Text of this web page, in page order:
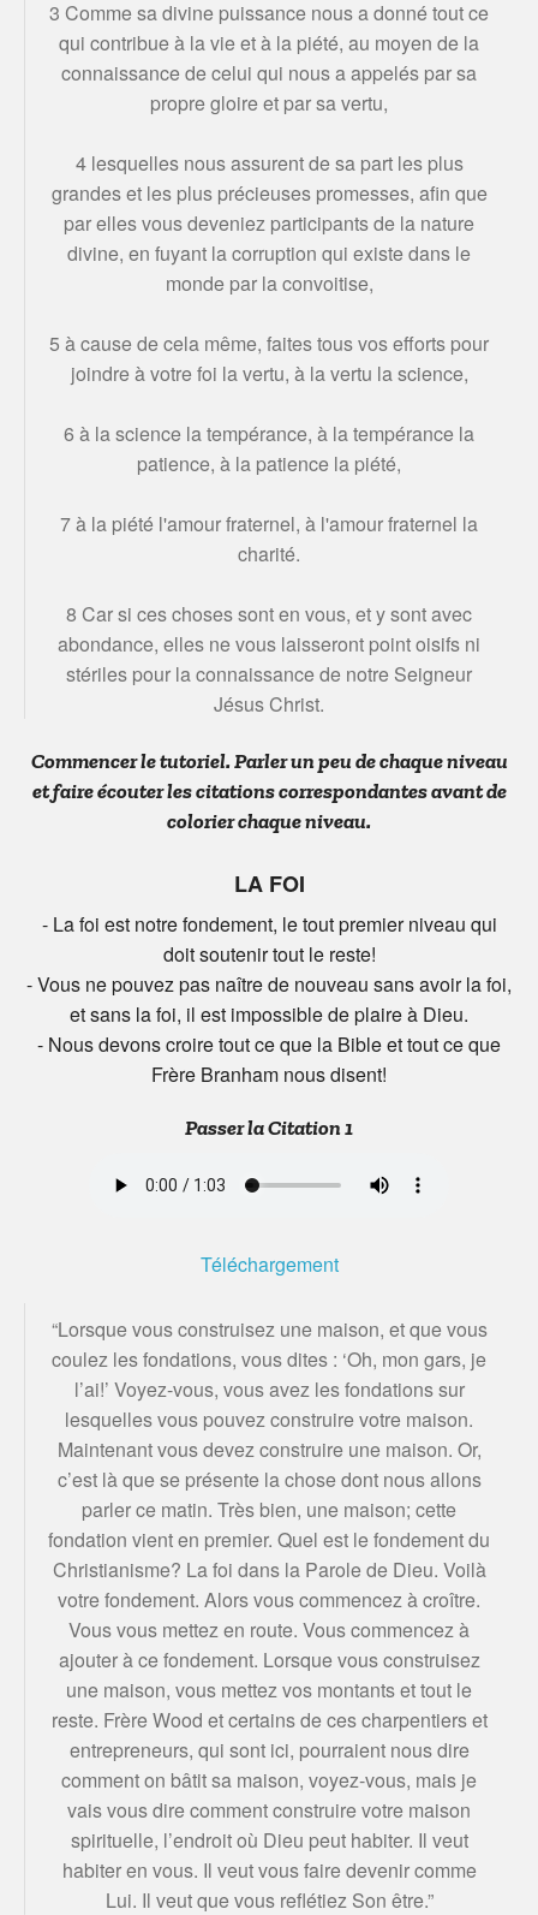
3 Comme sa divine puissance nous a donné tout ce
qui contribue à la vie et à la piété, au moyen de la
connaissance de celui qui nous a appelés par sa
propre gloire et par sa vertu,
4 lesquelles nous assurent de sa part les plus
grandes et les plus précieuses promesses, afin que
par elles vous deveniez participants de la nature
divine, en fuyant la corruption qui existe dans le
monde par la convoitise,
5 à cause de cela même, faites tous vos efforts pour
joindre à votre foi la vertu, à la vertu la science,
6 à la science la tempérance, à la tempérance la
patience, à la patience la piété,
7 à la piété l'amour fraternel, à l'amour fraternel la
charité.
8 Car si ces choses sont en vous, et y sont avec
abondance, elles ne vous laisseront point oisifs ni
stériles pour la connaissance de notre Seigneur
Jésus Christ.
Commencer le tutoriel. Parler un peu de chaque niveau
et faire écouter les citations correspondantes avant de
colorier chaque niveau.
LA FOI
- La foi est notre fondement, le tout premier niveau qui
doit soutenir tout le reste!
- Vous ne pouvez pas naître de nouveau sans avoir la foi,
et sans la foi, il est impossible de plaire à Dieu.
- Nous devons croire tout ce que la Bible et tout ce que
Frère Branham nous disent!
Passer la Citation 1
Téléchargement
“Lorsque vous construisez une maison, et que vous
coulez les fondations, vous dites : ‘Oh, mon gars, je
l’ai!’ Voyez-vous, vous avez les fondations sur
lesquelles vous pouvez construire votre maison.
Maintenant vous devez construire une maison. Or,
c’est là que se présente la chose dont nous allons
parler ce matin. Très bien, une maison; cette
fondation vient en premier. Quel est le fondement du
Christianisme? La foi dans la Parole de Dieu. Voilà
votre fondement. Alors vous commencez à croître.
Vous vous mettez en route. Vous commencez à
ajouter à ce fondement. Lorsque vous construisez
une maison, vous mettez vos montants et tout le
reste. Frère Wood et certains de ces charpentiers et
entrepreneurs, qui sont ici, pourraient nous dire
comment on bâtit sa maison, voyez-vous, mais je
vais vous dire comment construire votre maison
spirituelle, l’endroit où Dieu peut habiter. Il veut
habiter en vous. Il veut vous faire devenir comme
Lui. Il veut que vous reflétiez Son être.”